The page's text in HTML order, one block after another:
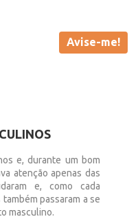
Avise-me!
e, durante um bom
atenção apenas das
e, como cada
passaram a se
masculino.